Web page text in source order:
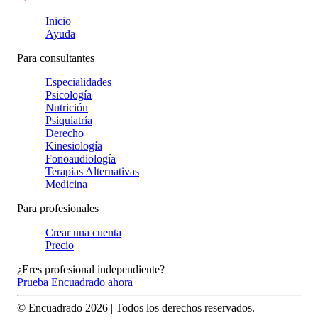
Inicio
Ayuda
Para consultantes
Especialidades
Psicología
Nutrición
Psiquiatría
Derecho
Kinesiología
Fonoaudiología
Terapias Alternativas
Medicina
Para profesionales
Crear una cuenta
Precio
¿Eres profesional independiente?
Prueba Encuadrado ahora
© Encuadrado 2026 | Todos los derechos reservados.